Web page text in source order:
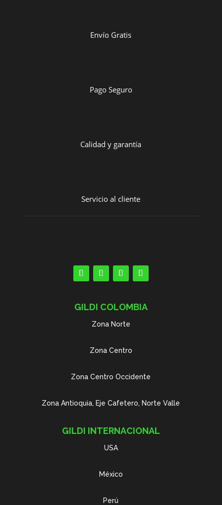
Envío Gratis
Pago Seguro
Calidad y garantía
Servicio al cliente
GILDI COLOMBIA
Zona Norte
Zona Centro
Zona Centro Occidente
Zona Antioquia, Eje Cafetero, Norte Valle
GILDI INTERNACIONAL
USA
México
Perú